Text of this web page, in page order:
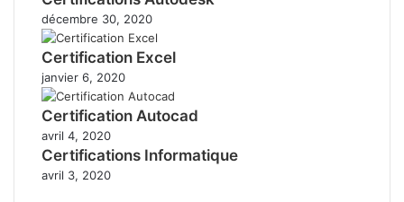
décembre 30, 2020
Certification Excel
janvier 6, 2020
Certification Autocad
avril 4, 2020
Certifications Informatique
avril 3, 2020